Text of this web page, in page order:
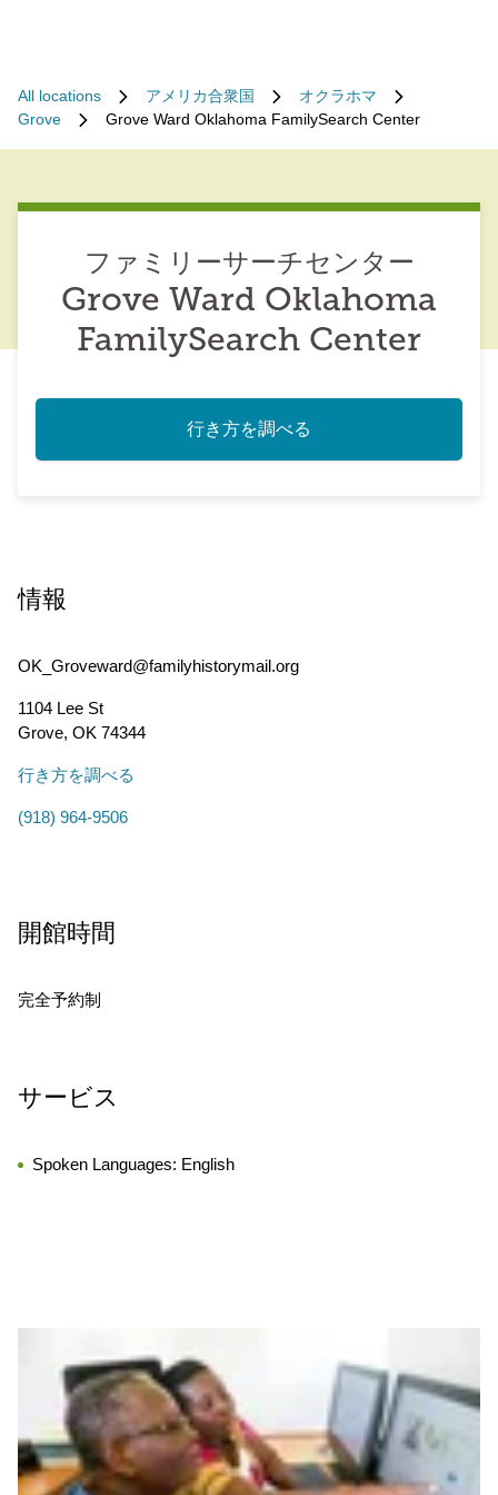
All locations アメリカ合衆国
オクラホマ
Grove
Grove Ward Oklahoma FamilySearch Center
ファミリーサーチセンター
Grove Ward Oklahoma
FamilySearch Center
行き方を調べる
情報
OK_Groveward@familyhistorymail.org
1104 Lee St
Grove, OK 74344
行き方を調べる
(918) 964-9506
開館時間
完全予約制
サービス
Spoken Languages: English